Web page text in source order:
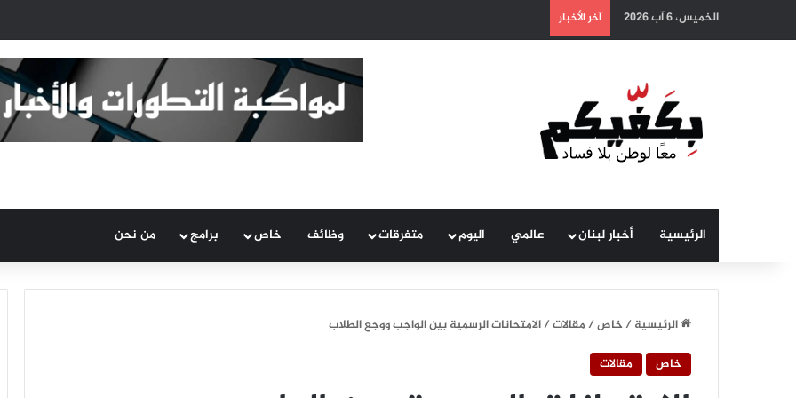
الخميس، 6 آب 2026 آخر الأخبار
الرئيسية أخبار لبنان عالمي اليوم متفرقات وظائف خاص برامج من نحن
الرئيسية/خاص/مقالات/الامتحانات الرسمية بين الواجب ووجع الطلاب
خاص
مقالات